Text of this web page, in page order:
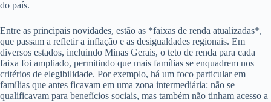
do país.
Entre as principais novidades, estão as *faixas de renda atualizadas*,
que passam a refletir a inflação e as desigualdades regionais. Em
diversos estados, incluindo Minas Gerais, o teto de renda para cada
faixa foi ampliado, permitindo que mais famílias se enquadrem nos
critérios de elegibilidade. Por exemplo, há um foco particular em
famílias que antes ficavam em uma zona intermediária: não se
qualificavam para benefícios sociais, mas também não tinham acesso a